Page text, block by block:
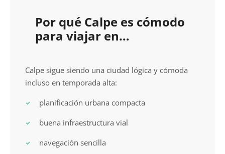
Por qué Calpe es cómodo
para viajar en
Calpe sigue siendo una ciudad lógica y cómoda
incluso en temporada alta:
planificación urbana compacta
buena infraestructura vial
navegación sencilla